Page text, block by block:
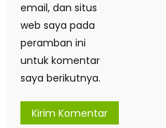
email, dan situs
web saya pada
peramban ini
untuk komentar
saya berikutnya.